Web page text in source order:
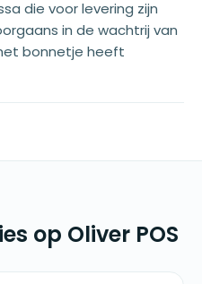
die voor levering zijn
in de wachtrij van
bonnetje heeft
op Oliver POS